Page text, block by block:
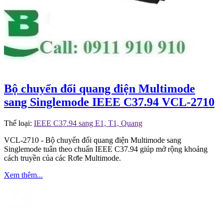
Bộ chuyển đổi quang điện Multimode
sang Singlemode IEEE C37.94 VCL-2710
Thể loại: IEEE C37.94 sang E1, T1, Quang
VCL-2710 - Bộ chuyển đổi quang điện Multimode sang
Singlemode tuân theo chuẩn IEEE C37.94 giúp mở rộng khoảng
cách truyền của các Rơle Multimode.
Xem thêm...